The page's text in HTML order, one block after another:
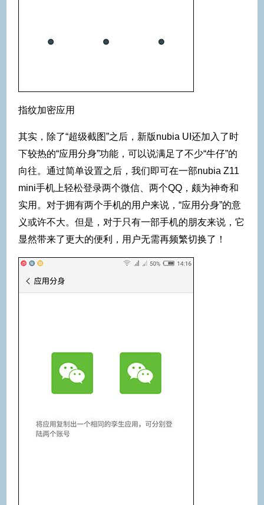
指纹加密应用
其实，除了“超级截图”之后，新版nubia UI还加入了时
下较热的“应用分身”功能，可以说满足了不少“牛仔”的
向往。通过简单设置之后，我们即可在一部nubia Z11
mini手机上轻松登录两个微信、两个QQ，颇为神奇和
实用。对于拥有两个手机的用户来说，“应用分身”的意
义或许不大。但是，对于只有一部手机的朋友来说，它
显然带来了更大的便利，用户无需再频繁切换了！